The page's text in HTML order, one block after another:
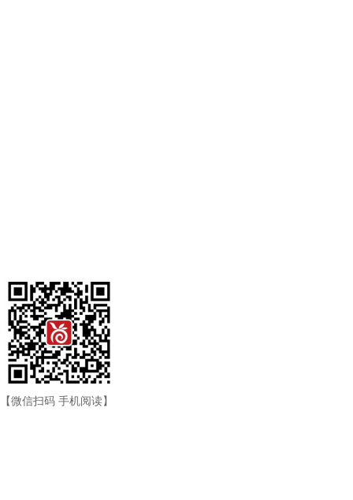
【微信扫码 手机阅读】